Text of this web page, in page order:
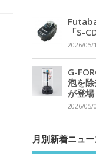
「S-
2026/05/
G-
泡を
が登場
2026/05/
月別新着ニュー